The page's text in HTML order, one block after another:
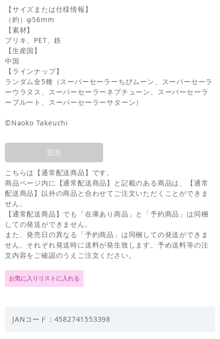
【サイズまたは仕様情報】
（約）φ56mm
【素材】
ブリキ、PET、鉄
【生産国】
中国
【ラインナップ】
ランダム全5種（スーパーセーラーちびムーン、スーパーセーラ
ーウラヌス、スーパーセーラーネプチューン、スーパーセーラ
ープルート、スーパーセーラーサターン）
©Naoko Takeuchi
完売
こちらは【通常配送商品】です。
商品ページ内に【通常配送商品】と記載のある商品は、【通常
配送商品】以外の商品と合わせてご注文いただくことができま
せん。
【通常配送商品】でも「在庫あり商品」と「予約商品」は同梱
しての発送ができません。
また、発売日の異なる「予約商品」は同梱しての発送ができま
せん。それぞれ発送時に送料が発生致します。予め送料等の注
文内容をご確認のうえご注文ください。
JANコード：4582741553398